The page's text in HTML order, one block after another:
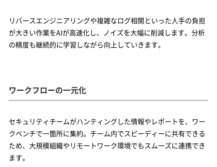
リバースエンジニアリングや複雑なログ相関といった人手の負担
が大きい作業をAIが高速化し、ノイズを大幅に削減します。分析
の精度も継続的に学習しながら向上していきます。
ワークフローの一元化
セキュリティチームがハンティングした情報やレポートを、ワー
クベンチで一箇所に集約。チーム内でスピーディーに共有できる
ため、大規模組織やリモートワーク環境でもスムーズに連携でき
ます。